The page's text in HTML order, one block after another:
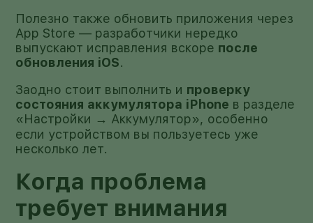
Полезно также обновить приложения через
App Store — разработчики нередко
выпускают исправления вскоре после
обновления iOS.
Заодно стоит выполнить и проверку
состояния аккумулятора iPhone в разделе
«Настройки → Аккумулятор», особенно
если устройством вы пользуетесь уже
несколько лет.
Когда проблема
требует внимания